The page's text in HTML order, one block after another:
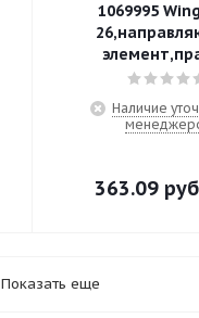
1069995
Наличие
363.09
Показать еще